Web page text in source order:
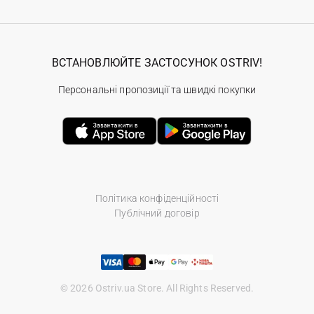
Політика конфіденційності
Публічний договір
© 2026 Ostriv.ua Store. All Rights Reserved.
ВСТАНОВЛЮЙТЕ ЗАСТОСУНОК OSTRIV!
Персональні пропозиції та швидкі покупки